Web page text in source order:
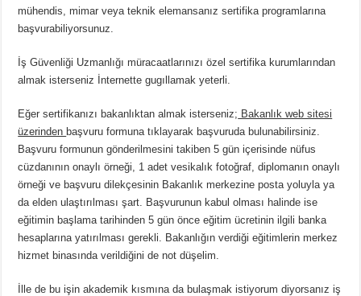
mühendis, mimar veya teknik elemansanız sertifika programlarına
başvurabiliyorsunuz.
İş Güvenliği Uzmanlığı müracaatlarınızı özel sertifika kurumlarından
almak isterseniz İnternette gugıllamak yeterli.
Eğer sertifikanızı bakanlıktan almak isterseniz; Bakanlık web sitesi
üzerinden başvuru formuna tıklayarak başvuruda bulunabilirsiniz.
Başvuru formunun gönderilmesini takiben 5 gün içerisinde nüfus
cüzdanının onaylı örneği, 1 adet vesikalık fotoğraf, diplomanın onaylı
örneği ve başvuru dilekçesinin Bakanlık merkezine posta yoluyla ya
da elden ulaştırılması şart. Başvurunun kabul olması halinde ise
eğitimin başlama tarihinden 5 gün önce eğitim ücretinin ilgili banka
hesaplarına yatırılması gerekli. Bakanlığın verdiği eğitimlerin merkez
hizmet binasında verildiğini de not düşelim.
İlle de bu işin akademik kısmına da bulaşmak istiyorum diyorsanız iş